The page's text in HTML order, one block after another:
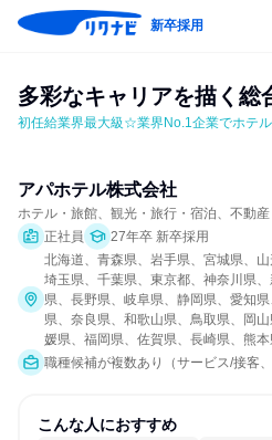
新卒採用
多彩なキャリアを描く総
初任給業界最大級☆業界No.1企業でホテ
アパホテル株式会社
ホテル・旅館、観光・旅行・宿泊、不動産
正社員
27年卒 新卒採用
北海道、青森県、岩手県、宮城県、
埼玉県、千葉県、東京都、神奈川県
県、長野県、岐阜県、静岡県、愛知
県、奈良県、和歌山県、鳥取県、岡
媛県、福岡県、佐賀県、長崎県、熊
職種候補が複数あり（サービス/接客
こんな人におすすめ